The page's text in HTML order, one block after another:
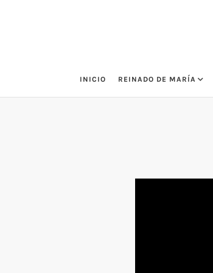
INICIO REINADO DE MARÍA